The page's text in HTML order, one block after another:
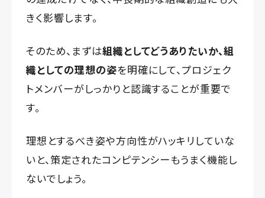
きく影響します。
そのため、まずは組織としてどうありたいか、組
織としての理想の姿を明確にして、プロジェク
トメンバーがしっかりと認識することが重要で
す。
理想とするべき姿や方向性がハッキリしていな
いと、策定されたコンピテンシーもうまく機能し
ないでしょう。